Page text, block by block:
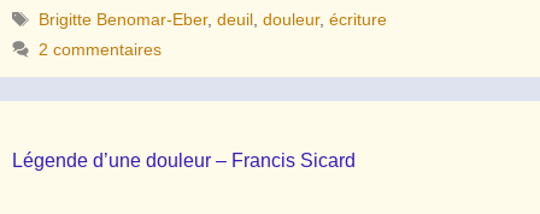
Étiquettes
Brigitte Benomar-Eber,deuil ,douleur,écriture
2 commentaires
Légende d’une douleur – Francis Sicard